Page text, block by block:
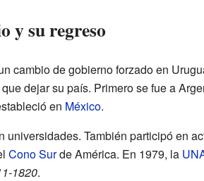
y su regreso
cambio de gobierno forzado en
dejar su país. Primero se fue a
en México.
También participó en
Cono Surde América. En 1979, la
1820.